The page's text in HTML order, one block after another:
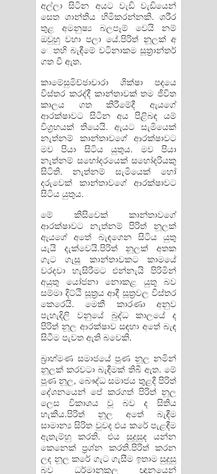
අල්ලා සිටින අයට වැඩි වැඩියෙන්
සෙත ශාන්තිය හිමිකරන්නකි. ශරීර
තුළ අමනුෂ්‍ය බලපෑම් වෙයි නම්
ඔවුහු වහා පලා යේ.පිරිත් නූලක් අ​
ෙතහි බැඳීමේ වටිනාකම සූත්‍රාන්තර්
ගත වී ඇත.
කාමේසුමිච්ඡාචාරා ශික්ෂා පදයෙ
විස්තර කරද්දී කාන්තාවක් තම ජීවිත
කාලය ගත කිරීමේදී ඇයගේ
ආරක්ෂාවට සිටින අය පිළිබඳ යම්
විග්‍රහයක් තියෙයි. ඇයට සැමියෙක්
නැත්නම් කාන්තාවගේ ආරක්ෂාවට
මව පියා සිටිය යුතුය. මව පියා
නැත්නම් සහෝදරයෙක් ස​හෝදරියකු
සිටිති. නැත්නම් සැමියෙක් හෝ
දරුවෙක් කාන්තාවගේ ආරක්ෂාවට
සිටිය යුතුය.
මේ කිසිවෙක් කාන්තාවගේ
ආරක්ෂාවට නැත්නම් පිරිත් නූලක්
ඇයගේ අතේ බැඳගෙන සිටිය යුතු
යැයි දැක්වෙයි.පිරිත් නූලක් අතක
ගැට ගැසූ කාන්තාවකට කාමයේ
වරදවා හැසිරීමට එන්නැයි පිරිමින්
අයුතු යෝජනා නොකළ යුතු බව
සම්මා දිට්ඨි සූත්‍රය ආදී සූත්‍රවල විස්තර
කෙරෙයි. මෙකී කාරණා අනුව
පැහැදිලි වනුයේ බුද්ධ කාලයේ ද
පිරිත් නූල ආරක්ෂාව සඳහා අතේ බැඳ
සිටීම පැවත ඇති බවෙකි.
බ්‍රාහ්මණ සමාජයේ පූණ නූල නමින්
නූලක් කරවටා බැඳීමක් තිබී ඇත. මේ
පූණ නූල, බෞද්ධ සමාජය තුළදී පිරිත්
දේශනයෙන් පේ කරගත් පිරිත් නූල
ලෙස විකාශය වූ බව ද සිතිය
හැකිය.පිරිත් නූල අතේ බැඳීම
සාමාන්‍ය සිරිත වුවද එය කරේ පැළඳීම
ඇතැම්හු කරති. එය සුදුසුද යන්න
කෙනෙක් ප්‍රශ්න කරති.පිරිත් කරන
ලද නූල කරේ ගැට ගැසීම ඉතාම සුදුසු
බව ධර්මානුකූල ඥානයෙන්